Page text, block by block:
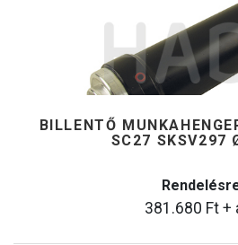
BILLENTŐ
SC27 SKSV297
381.680 Ft +